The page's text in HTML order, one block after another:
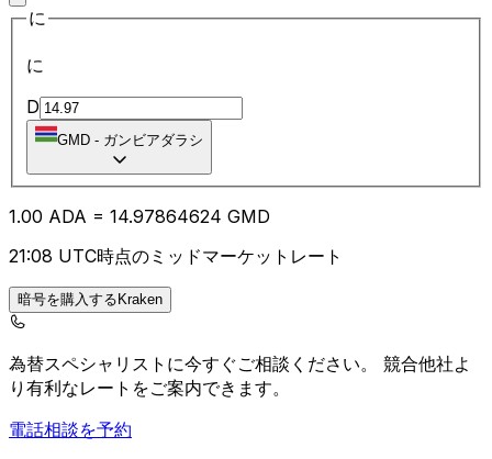
に
に
D
GMD - ガンビアダラシ
1.00 ADA = 14.97864624 GMD
21:08 UTC時点のミッドマーケットレート
暗号を購入するKraken
為替スペシャリストに今すぐご相談ください。 競合他社よ
り有利なレートをご案内できます。
電話相談を予約